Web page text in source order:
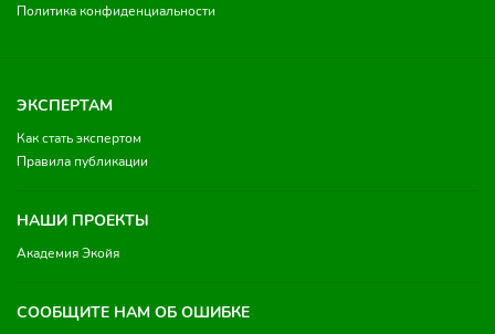
Политика конфиденциальности
ЭКСПЕРТАМ
Как стать экспертом
Правила публикации
НАШИ ПРОЕКТЫ
Академия Экойя
СООБЩИТЕ НАМ ОБ ОШИБКЕ